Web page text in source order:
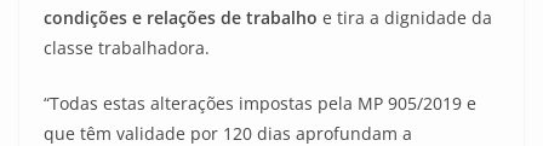
condições e relações de trabalho e tira a dignidade da
classe trabalhadora.
“Todas estas alterações impostas pela MP 905/2019 e
que têm validade por 120 dias aprofundam a